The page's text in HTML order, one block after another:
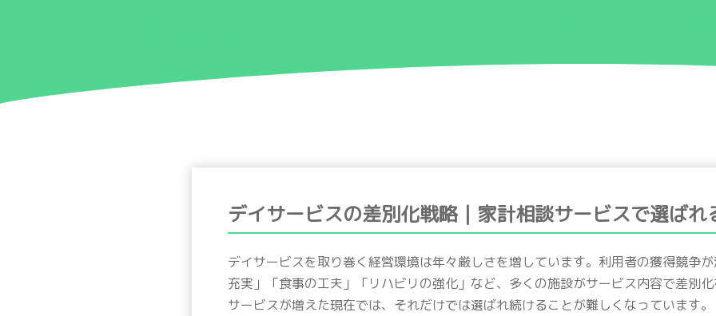
デイサービスの差別化戦略｜家計相談サービスで選ば
デイサービスを取り巻く経営環境は年々厳しさを増しています。利用者の獲得競争
充実」「食事の工夫」「リハビリの強化」など、多くの施設がサービス内容で差別
サービスが増えた現在では、それだけでは選ばれ続けることが難しくなっています。